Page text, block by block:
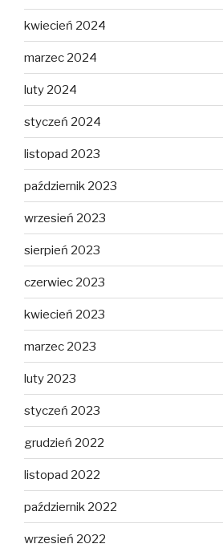
kwiecień 2024
marzec 2024
luty 2024
styczeń 2024
listopad 2023
październik 2023
wrzesień 2023
sierpień 2023
czerwiec 2023
kwiecień 2023
marzec 2023
luty 2023
styczeń 2023
grudzień 2022
listopad 2022
październik 2022
wrzesień 2022